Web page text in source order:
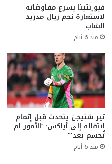
فيورنتينا يسرع مفاوضاته
لاستعارة نجم ريال مدريد
الشاب
منذ 6 أيام
تير شتيجن يتحدث قبل إتمام
انتقاله إلى أياكس: ‘الأمور لم
تُحسم بعد'”
منذ 6 أيام